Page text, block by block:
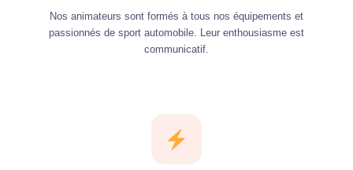
Nos animateurs sont formés à tous nos équipements et
passionnés de sport automobile. Leur enthousiasme est
communicatif.